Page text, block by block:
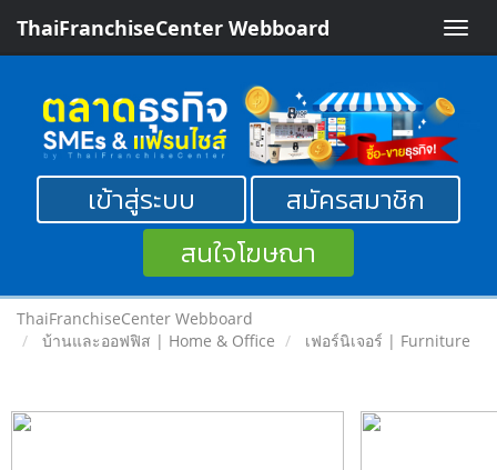
Toggle
ThaiFranchiseCenter Webboard
เข้าสู่ระบบ
สมัครสมาชิก
สนใจโฆษณา
ThaiFranchiseCenter Webboard
บ้านและออฟฟิส | Home & Office
เฟอร์นิเจอร์ | Furniture